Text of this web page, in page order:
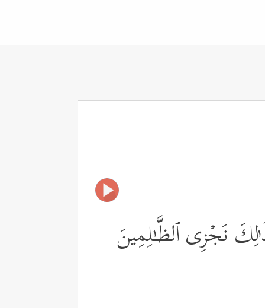
نَجۡزِی ٱلظَّـٰلِمِینَ